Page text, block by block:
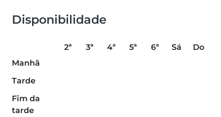
Disponibilidade
2ª 3ª 4ª 5ª 6ª Sá
Do
Manhã
Tarde
Fim da
tarde